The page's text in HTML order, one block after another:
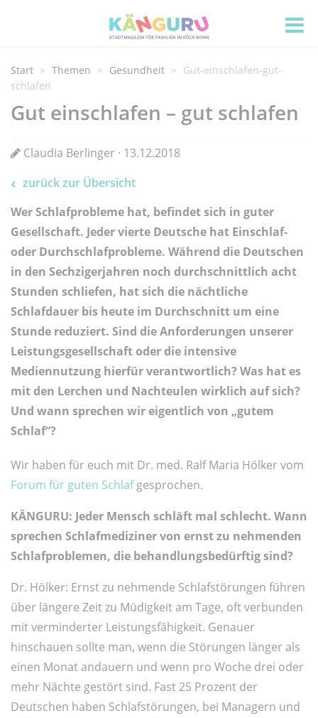
Start Themen Gesundheit
Gut-einschlafen-gut-
schlafen
Gut einschlafen – gut schlafen
Claudia Berlinger · 13.12.2018
zurück zur Übersicht
Wer Schlafprobleme hat, befindet sich in guter
Gesellschaft. Jeder vierte Deutsche hat Einschlaf-
oder Durchschlafprobleme. Während die Deutschen
in den Sechzigerjahren noch durchschnittlich acht
Stunden schliefen, hat sich die nächtliche
Schlafdauer bis heute im Durchschnitt um eine
Stunde reduziert. Sind die Anforderungen unserer
Leistungsgesellschaft oder die intensive
Mediennutzung hierfür verantwortlich? Was hat es
mit den Lerchen und Nachteulen wirklich auf sich?
Und wann sprechen wir eigentlich von „gutem
Schlaf“?
Wir haben für euch mit Dr. med. Ralf Maria Hölker vom
Forum für guten Schlafgesprochen.
KÄNGURU: Jeder Mensch schläft mal schlecht. Wann
sprechen Schlafmediziner von ernst zu nehmenden
Schlafproblemen, die behandlungsbedürftig sind?
Dr. Hölker: Ernst zu nehmende Schlafstörungen führen
über längere Zeit zu Müdigkeit am Tage, oft verbunden
mit verminderter Leistungsfähigkeit. Genauer
hinschauen sollte man, wenn die Störungen länger als
einen Monat andauern und wenn pro Woche drei oder
mehr Nächte gestört sind. Fast 25 Prozent der
Deutschen haben Schlafstörungen, bei Managern und